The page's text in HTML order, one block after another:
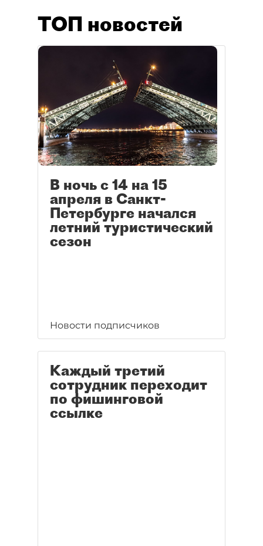
ТОП новостей
В ночь с 14 на 15
апреля в Санкт-
Петербурге начался
летний туристический
сезон
Новости подписчиков
Каждый третий
сотрудник переходит
по фишинговой
ссылке